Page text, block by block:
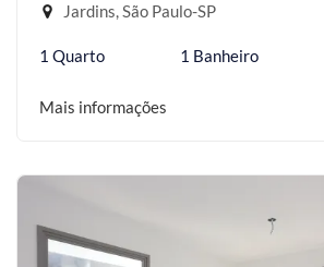
Jardins, São Paulo-SP
1 Quarto 1 Banheiro
Mais informações